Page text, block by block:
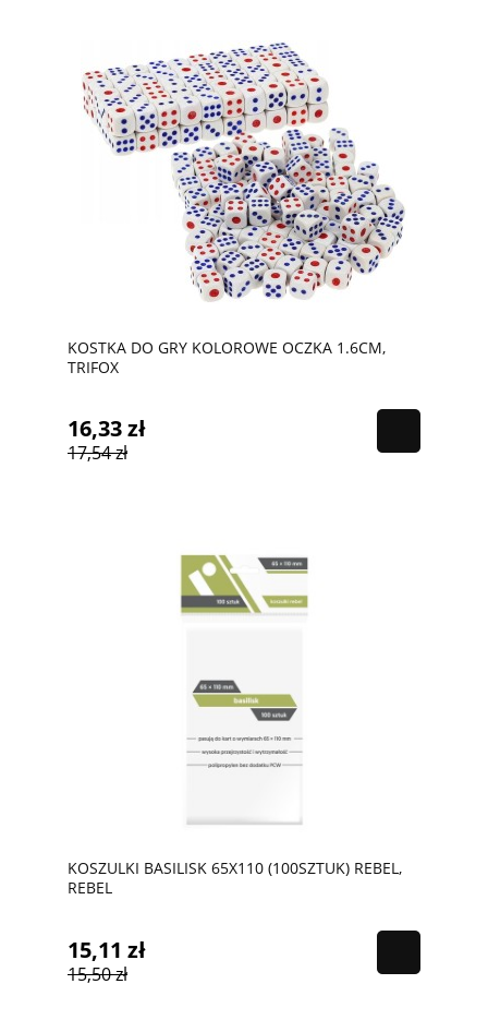
KOSTKA DO GRY KOLOROWE OCZKA 1.6CM,
TRIFOX
16,33 zł
17,54 zł
KOSZULKI BASILISK 65X110 (100SZTUK) REBEL,
REBEL
15,11 zł
15,50 zł